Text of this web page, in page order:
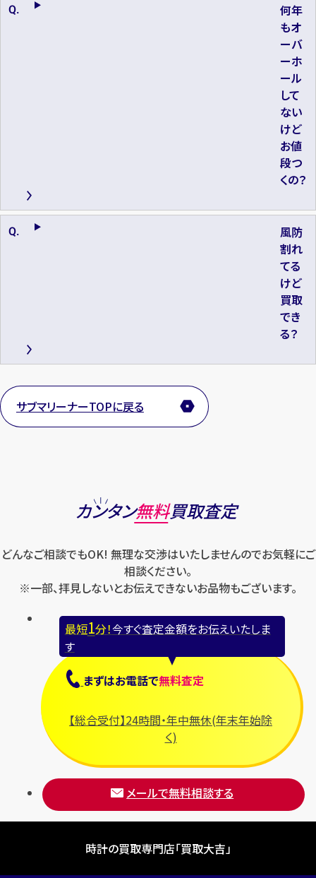
何年
もオ
ーバ
ーホ
ール
して
ない
けど
お値
段つ
くの？
風防
割れ
てる
けど
買取
でき
る？
サブマリーナーTOPに戻る
カンタン無料買取査定
どんなご相談でもOK! 無理な交渉はいたしませんのでお気軽にご
相談ください。
※一部、拝見しないとお伝えできないお品物もございます。
最短1分！今すぐ査定金額をお伝えいたしま
す
まずはお電話で無料査定
【総合受付】24時間・年中無休(年末年始除
く)
メールで無料相談する
時計の買取専門店「買取大吉」